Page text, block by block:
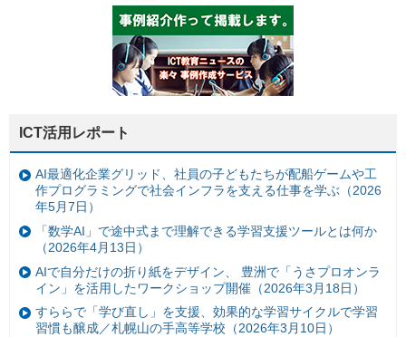
ICT活用レポート
AI最適化企業グリッド、社員の子どもたちが配船ゲームや工
作プログラミングで社会インフラを支える仕事を学ぶ（2026
年5月7日）
「数学AI」で途中式まで理解できる学習支援ツールとは何か
（2026年4月13日）
AIで自分だけの折り紙をデザイン、 豊洲で「うさプロオンラ
イン」を活用したワークショップ開催（2026年3月18日）
すららで「学び直し」を支援、効果的な学習サイクルで学習
習慣も醸成／札幌山の手高等学校（2026年3月10日）